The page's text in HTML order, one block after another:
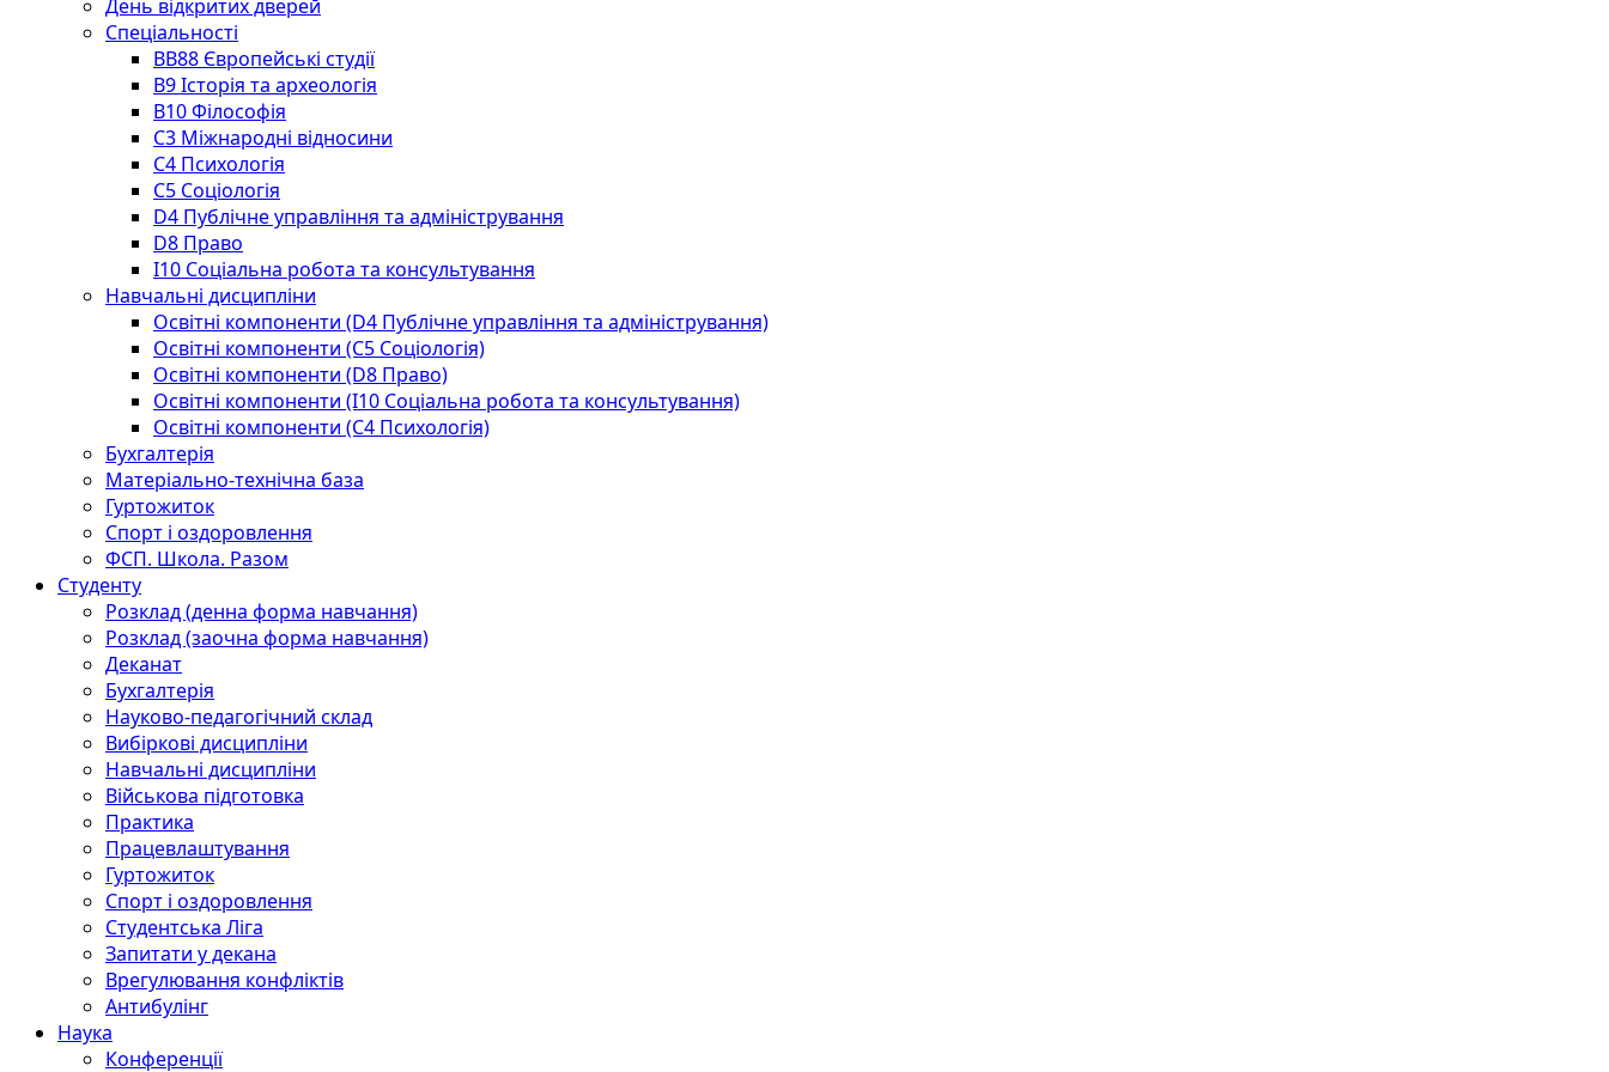
День відкритих дверей
Спеціальності
BВ88 Європейські студії
B9 Історія та археологія
B10 Філософія
C3 Міжнародні відносини
C4 Психологія
С5 Соціологія
D4 Публічне управління та адміністрування
D8 Право
I10 Соціальна робота та консультування
Навчальні дисципліни
Освітні компоненти (D4 Публічне управління та адміністрування)
Освітні компоненти (С5 Соціологія)
Освітні компоненти (D8 Право)
Освітні компоненти (I10 Соціальна робота та консультування)
Освітні компоненти (С4 Психологія)
Бухгалтерія
Матеріально-технічна база
Гуртожиток
Спорт і оздоровлення
ФСП. Школа. Разом
Студенту
Розклад (денна форма навчання)
Розклад (заочна форма навчання)
Деканат
Бухгалтерія
Науково-педагогічний склад
Вибіркові дисципліни
Навчальні дисципліни
Військова підготовка
Практика
Працевлаштування
Гуртожиток
Спорт і оздоровлення
Студентська Ліга
Запитати у декана
Врегулювання конфліктів
Антибулінг
Наука
Конференції